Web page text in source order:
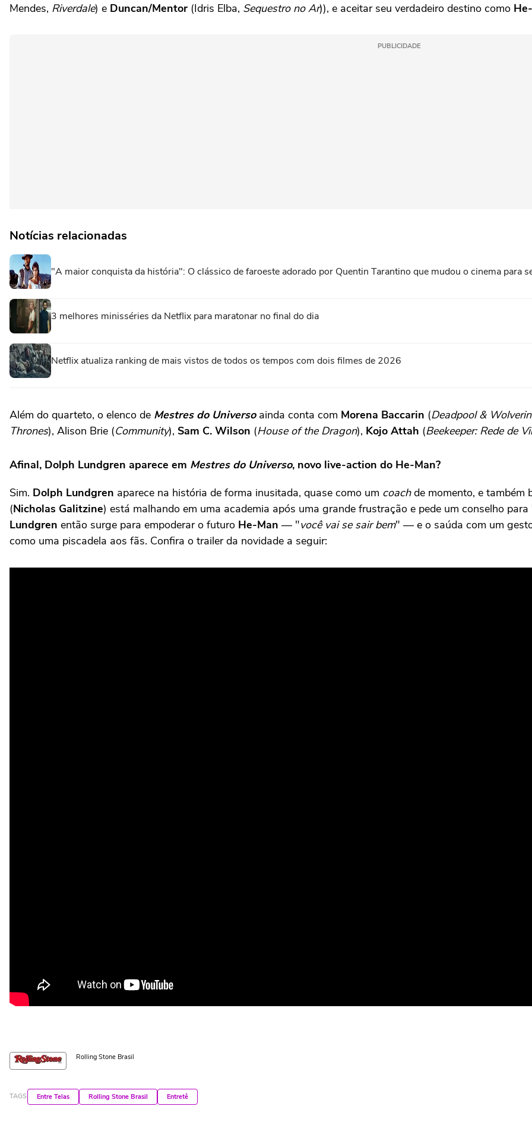
Mendes, Riverdale) e Duncan/Mentor (Idris Elba, Sequestro no Ar)), e aceitar seu verdadeiro destino como
PUBLICIDADE
Notícias relacionadas
"A maior conquista da história": O clássico de faroeste adorado por Quentin Tarantino que mudou o cinema para
3 melhores minisséries da Netflix para maratonar no final do dia
Netflix atualiza ranking de mais vistos de todos os tempos com dois filmes de 2026
Além do quarteto, o elenco de Mestres do Universoainda conta com Morena Baccarin (Deadpool &
Thrones), Alison Brie (Community), Sam C. Wilson (House of the Dragon), Kojo Attah (Beekeeper: Rede de
Afinal, Dolph Lundgren aparece em Mestres do Universo, novo live-action do He-Man?
Sim. Dolph Lundgren aparece na história de forma inusitada, quase como um coachde momento, e também
(Nicholas Galitzine) está malhando em uma academia após uma grande frustração e pede um conselho para
Lundgren então surge para empoderar o futuro He-Man — "você vai se sair bem" — e o saúda com um
como uma piscadela aos fãs. Confira o trailer da novidade a seguir:
Rolling Stone Brasil
TAGS Entre Telas Rolling Stone Brasil Entretê